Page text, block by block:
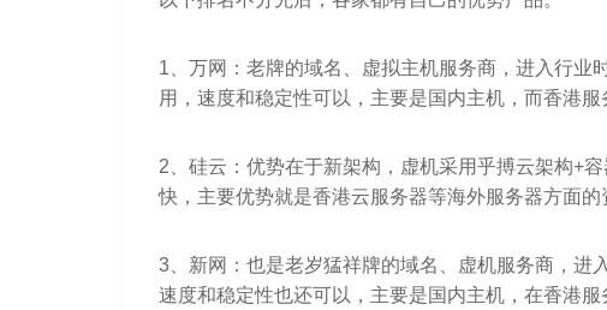
1、万网：老牌的域名、虚拟主机服务商，进入行业
用，速度和稳定性可以，主要是国内主机，而香港服
2、硅云：优势在于新架构，虚机采用乎搏云架构+
快，主要优势就是香港云服务器等海外服务器方面的
3、新网：也是老岁猛祥牌的域名、虚机服务商，进
速度和稳定性也还可以，主要是国内主机，在香港服